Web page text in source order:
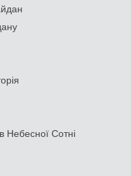
Небесної Сотні